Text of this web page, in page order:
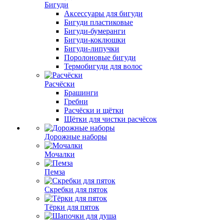
Бигуди
Аксессуары для бигуди
Бигуди пластиковые
Бигуди-бумеранги
Бигуди-коклюшки
Бигуди-липучки
Поролоновые бигуди
Термобигуди для волос
Расчёски
Брашинги
Гребни
Расчёски и щётки
Щётки для чистки расчёсок
Дорожные наборы
Мочалки
Пемза
Скребки для пяток
Тёрки для пяток